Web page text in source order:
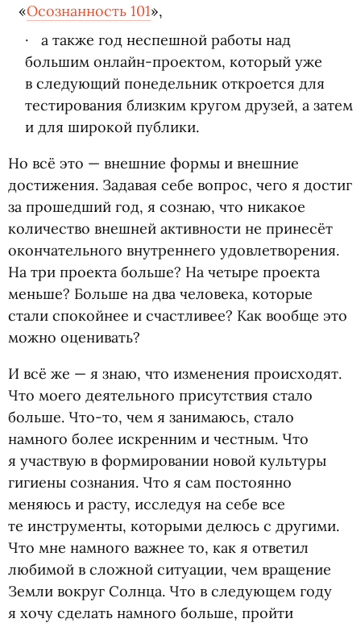
«Осознанность 101»,
а также год неспешной работы над
большим онлайн-проектом, который уже
в следующий понедельник откроется для
тестирования близким кругом друзей, а затем
и для широкой публики.
Но всё это — внешние формы и внешние
достижения. Задавая себе вопрос, чего я достиг
за прошедший год, я сознаю, что никакое
количество внешней активности не принесёт
окончательного внутреннего удовлетворения.
На три проекта больше? На четыре проекта
меньше? Больше на два человека, которые
стали спокойнее и счастливее? Как вообще это
можно оценивать?
И всё же — я знаю, что изменения происходят.
Что моего деятельного присутствия стало
больше. Что-то, чем я занимаюсь, стало
намного более искренним и честным. Что
я участвую в формировании новой культуры
гигиены сознания. Что я сам постоянно
меняюсь и расту, исследуя на себе все
те инструменты, которыми делюсь с другими.
Что мне намного важнее то, как я ответил
любимой в сложной ситуации, чем вращение
Земли вокруг Солнца. Что в следующем году
я хочу сделать намного больше, пройти